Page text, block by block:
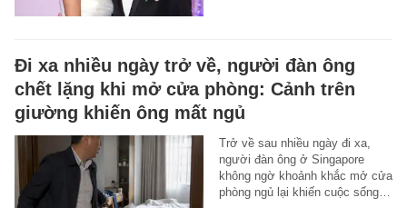
Đi xa nhiều ngày trở về, người đàn ông
chết lặng khi mở cửa phòng: Cảnh trên
giường khiến ông mất ngủ
Trở về sau nhiều ngày đi xa,
người đàn ông ở Singapore
không ngờ khoảnh khắc mở cửa
phòng ngủ lại khiến cuộc sống…